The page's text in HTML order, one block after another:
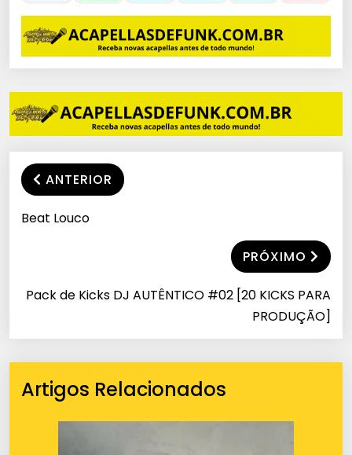
ANTERIOR
Beat Louco
PRÓXIMO
Pack de Kicks DJ AUTÊNTICO #02 [20 KICKS PARA
PRODUÇÃO]
Artigos Relacionados